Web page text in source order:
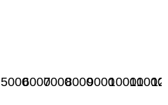
500060007000800090001000011000